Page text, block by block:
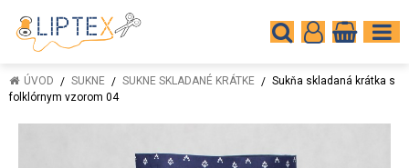
ÚVOD SUKNE SUKNE SKLADANÉ KRÁTKE
Sukňa skladaná krátka s
folklórnym vzorom 04